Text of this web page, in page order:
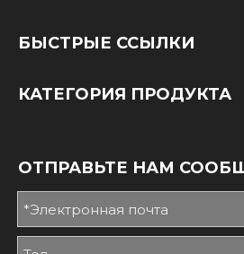
БЫСТРЫЕ ССЫЛКИ
КАТЕГОРИЯ ПРОДУКТА
ОТПРАВЬТЕ НАМ